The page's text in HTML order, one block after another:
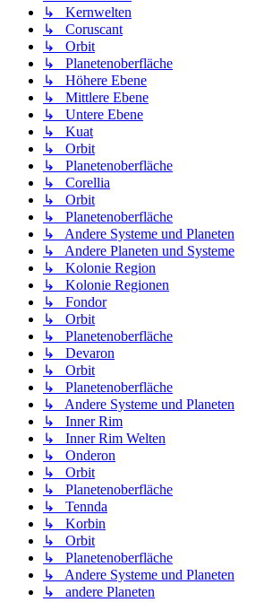
↳ Kernwelten
↳ Coruscant
↳ Orbit
↳ Planetenoberfläche
↳ Höhere Ebene
↳ Mittlere Ebene
↳ Untere Ebene
↳ Kuat
↳ Orbit
↳ Planetenoberfläche
↳ Corellia
↳ Orbit
↳ Planetenoberfläche
↳ Andere Systeme und Planeten
↳ Andere Planeten und Systeme
↳ Kolonie Region
↳ Kolonie Regionen
↳ Fondor
↳ Orbit
↳ Planetenoberfläche
↳ Devaron
↳ Orbit
↳ Planetenoberfläche
↳ Andere Systeme und Planeten
↳ Inner Rim
↳ Inner Rim Welten
↳ Onderon
↳ Orbit
↳ Planetenoberfläche
↳ Tennda
↳ Korbin
↳ Orbit
↳ Planetenoberfläche
↳ Andere Systeme und Planeten
↳ andere Planeten